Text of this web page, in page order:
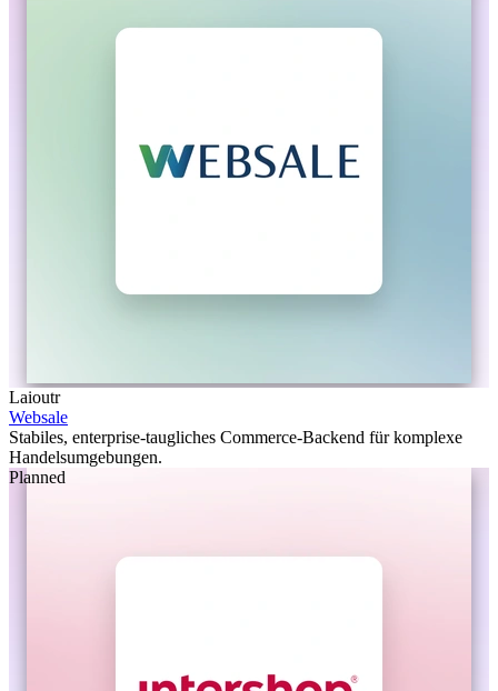
Laioutr
Websale
Stabiles, enterprise-taugliches Commerce-Backend für komplexe
Handelsumgebungen.
Planned